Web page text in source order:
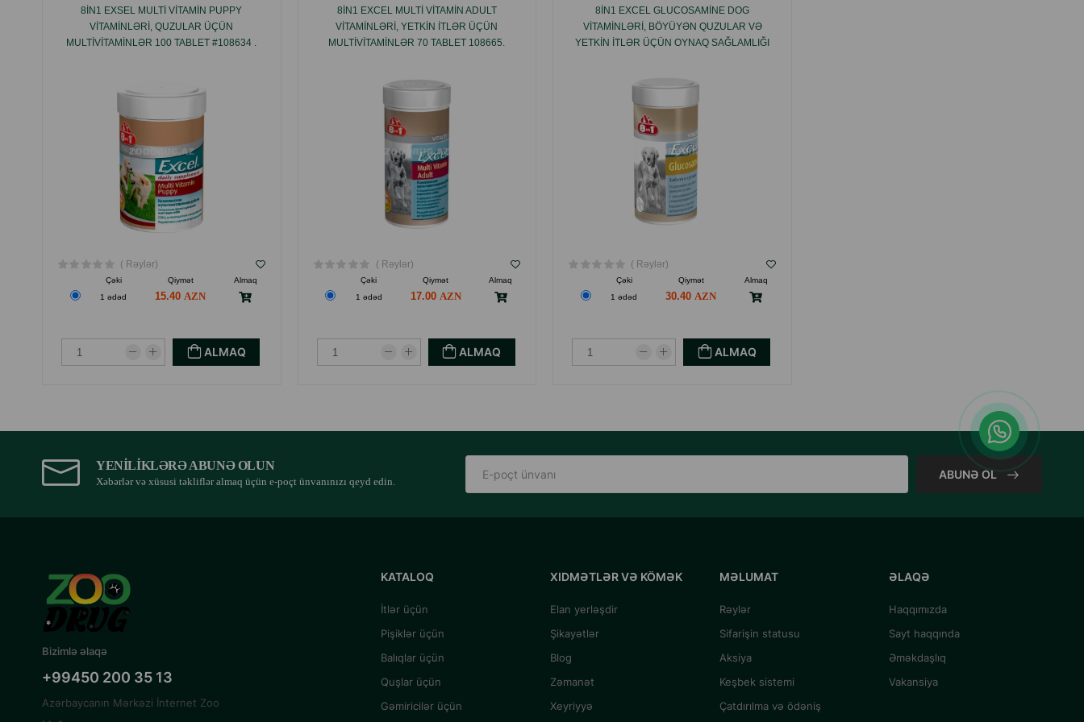
8IN1 EXSEL MULTI VITAMIN PUPPY
VITAMINLƏRI, QUZULAR ÜÇÜN
MULTIVITAMINLƏR 100 TABLET #108634 .
( Rəylər)
Çəki Qiymət
Almaq
1 ədəd
15.40
ALMAQ
8IN1 EXCEL MULTI VITAMIN ADULT
VITAMINLƏRI, YETKIN ITLƏR ÜÇÜN
MULTIVITAMINLƏR 70 TABLET 108665.
( Rəylər)
Çəki Qiymət
Almaq
1 ədəd
17.00
ALMAQ
8IN1 EXCEL GLUCOSAMINE DOG
VITAMINLƏRI, BÖYÜYƏN QUZULAR VƏ
YETKIN ITLƏR ÜÇÜN OYNAQ SAĞLAMLIĞI
( Rəylər)
Çəki Qiymət
Almaq
1 ədəd
30.40
ALMAQ
YENILIKLƏRƏ ABUNƏ OLUN
Xəbərlər və xüsusi təkliflər almaq üçün e-poçt ünvanınızı qeyd edin.
ABUNƏ OL
Bizimlə əlaqə
+99450 200 35 13
Azərbaycanın Mərkəzi İnternet Zoo
KATALOQ
İtlər üçün
Pişiklər üçün
Balıqlar üçün
Quşlar üçün
Gəmiricilər üçün
XIDMƏTLƏR VƏ KÖMƏK
Elan yerləşdir
Şikayətlər
Blog
Zəmanət
Xeyriyyə
MƏLUMAT
Rəylər
Sifarişin statusu
Aksiya
Keşbek sistemi
Çatdırılma və ödəniş
ƏLAQƏ
Haqqımızda
Sayt haqqında
Əməkdaşlıq
Vakansiya